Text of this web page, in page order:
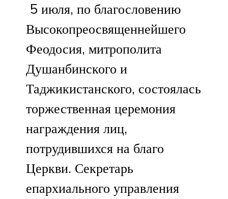
​ 5 июля, по благословению
Высокопреосвященнейшего
Феодосия, митрополита
Душанбинского и
Таджикистанского, состоялась
торжественная церемония
награждения лиц,
потрудившихся на благо
Церкви. Секретарь
епархиального управления